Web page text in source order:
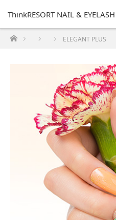
ThinkRESORT NAIL &
ホーム ELEGANT PLUS